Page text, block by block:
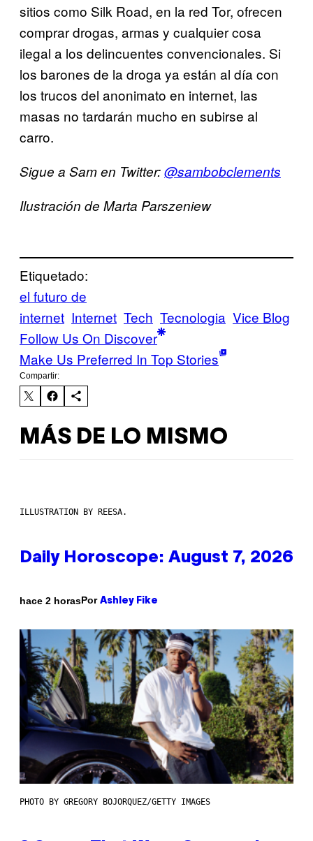
sitios como Silk Road, en la red Tor, ofrecen
comprar drogas, armas y cualquier cosa
ilegal a los delincuentes convencionales. Si
los barones de la droga ya están al día con
los trucos del anonimato en internet, las
masas no tardarán mucho en subirse al
carro.
Sigue a Sam en Twitter:@sambobclements
Ilustración de Marta Parszeniew
Etiquetado:
el futuro de
internet Internet Tech Tecnologia Vice Blog
Follow Us On Discover
Make Us Preferred In Top Stories
Compartir:
MÁS DE LO MISMO
ILLUSTRATION BY REESA.
Daily Horoscope: August 7, 2026
hace 2 horasPor Ashley Fike
PHOTO BY GREGORY BOJORQUEZ/GETTY IMAGES